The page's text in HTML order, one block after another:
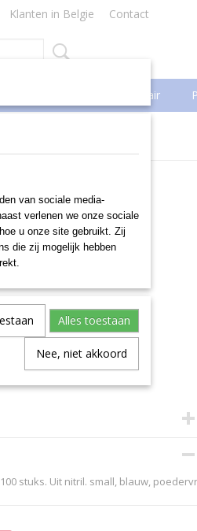
Klanten in Belgie Contact
Facilitair
small
stuks
stuks. Uit nitril. small, blauw,
van sociale media-
verlenen we onze sociale
u onze site gebruikt. Zij
die zij mogelijk hebben
Alles toestaan
Nee, niet akkoord